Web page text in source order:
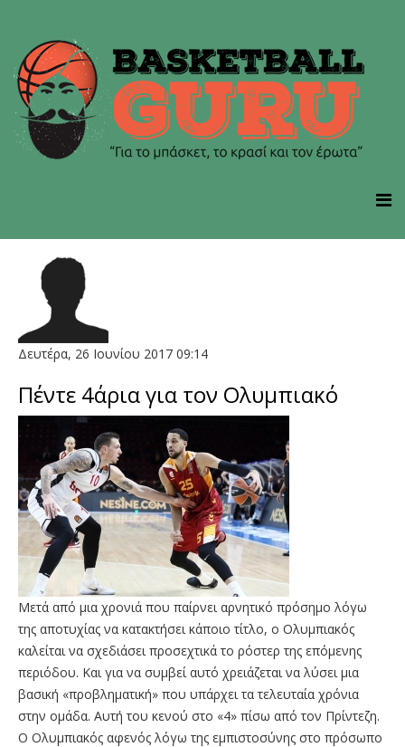
Δευτέρα, 26 Ιουνίου 2017 09:14
Πέντε 4άρια για τον Ολυμπιακό
Μετά από μια χρονιά που παίρνει αρνητικό πρόσημο λόγω
της αποτυχίας να κατακτήσει κάποιο τίτλο, ο Ολυμπιακός
καλείται να σχεδιάσει προσεχτικά το ρόστερ της επόμενης
περιόδου. Και για να συμβεί αυτό χρειάζεται να λύσει μια
βασική «προβληματική» που υπάρχει τα τελευταία χρόνια
στην ομάδα. Αυτή του κενού στο «4» πίσω από τον Πρίντεζη.
Ο Ολυμπιακός αφενός λόγω της εμπιστοσύνης στο πρόσωπο